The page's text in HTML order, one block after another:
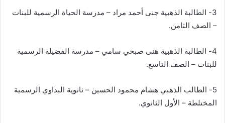
3- الطالبة الذهبية جنى أحمد مراد – مدرسة الحياة الرسمية للبنات
– الصف الثامن.
4- الطالبة الذهبية هنى صبحي سامي – مدرسة الفضيلة الرسمية
للبنات – الصف التاسع.
5- الطالب الذهبي هشام محمود الحسين – ثانوية البداوي الرسمية
المختلطة – الأول الثانوي.